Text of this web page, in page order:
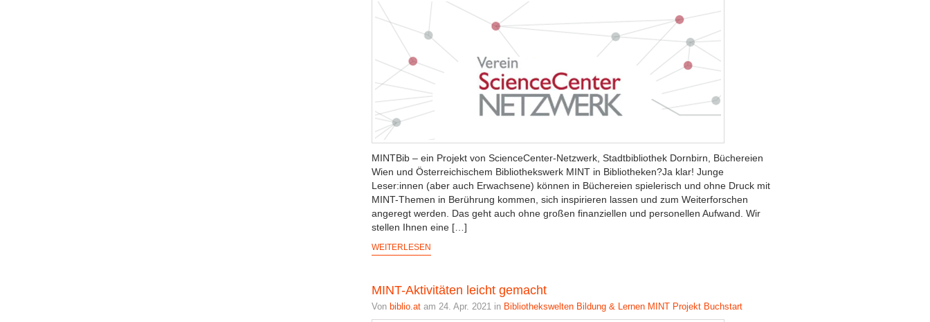
MINTBib – ein Projekt von ScienceCenter-Netzwerk, Stadtbibliothek Dornbirn, Büchereien
Wien und Österreichischem Bibliothekswerk MINT in Bibliotheken?Ja klar! Junge
Leser:innen (aber auch Erwachsene) können in Büchereien spielerisch und ohne Druck mit
MINT-Themen in Berührung kommen, sich inspirieren lassen und zum Weiterforschen
angeregt werden. Das geht auch ohne großen finanziellen und personellen Aufwand. Wir
stellen Ihnen eine […]
WEITERLESEN
MINT-Aktivitäten leicht gemacht
Von biblio.at am 24. Apr. 2021 in Bibliothekswelten Bildung & Lernen MINT Projekt Buchstart